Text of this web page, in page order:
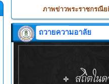
ภาพข่าวพระราชกรณีย
ถวายความอาลัย